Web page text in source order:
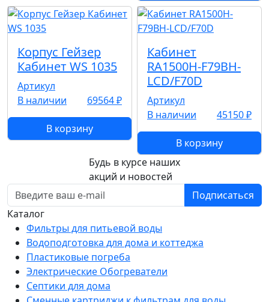
Корпус Гейзер
Кабинет WS 1035
Артикул
В наличии
69564 ₽
В корзину
Кабинет
RA1500H-F79BH-
LCD/F70D
Артикул
В наличии
45150 ₽
В корзину
Будь в курсе наших
акций и новостей
Подписаться
Каталог
Фильтры для питьевой воды
Водоподготовка для дома и коттеджа
Пластиковые погреба
Электрические Обогреватели
Септики для дома